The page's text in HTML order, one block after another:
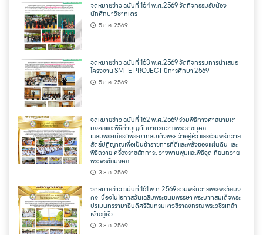
จดหมายข่าว ฉบับที่ 164 พ.ศ.2569 จัดกิจกรรมรับน้อง
นักศึกษาวิชาทหาร
5 ส.ค. 2569
จดหมายข่าว ฉบับที่ 163 พ.ศ.2569 จัดกิจกรรมการนำเสนอ
โครงงาน SMTE PROJECT ปีการศึกษา 2569
5 ส.ค. 2569
จดหมายข่าว ฉบับที่ 162 พ.ศ.2569 ร่วมพิธีทางศาสนามหา
มงคลและพิธีทำบุญตักบาตรถวายพระราชกุศล
เฉลิมพระเกียรติพระบาทสมเด็จพระเจ้าอยู่หัว และร่วมพิธีถวาย
สัตย์ปฏิญาณเพื่อเป็นข้าราชการที่ดีและพลังของแผ่นดิน และ
พิธีถวายเครื่องราชสักการะ วางพานพุ่มและพิธีจุดเทียนถวาย
พระพรชัยมงคล
3 ส.ค. 2569
จดหมายข่าว ฉบับที่ 161 พ.ศ.2569 รวมพิธีถวายพระพรชัยมง
คง เนื่องในโอกาสวันเฉลิมพระชนมพรรษา พระบาทสมเด็จพระ
ปรเมนทรรามาธิบดีศรีสินทรมหาวชิราลงกรณ พระวชิรเกล้า
เจ้าอยู่หัว
3 ส.ค. 2569